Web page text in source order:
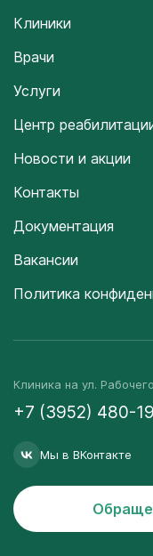
Клиники
Врачи
Услуги
Центр
Новости и акции
Контакты
Документация
Вакансии
Политика
Клиника на ул.
+7 (3952) 480-
Мы в ВКонтакте